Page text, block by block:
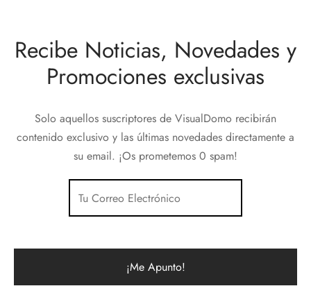
Recibe Noticias, Novedades y
Promociones exclusivas
Solo aquellos suscriptores de VisualDomo recibirán
contenido exclusivo y las últimas novedades directamente a
su email. ¡Os prometemos 0 spam!